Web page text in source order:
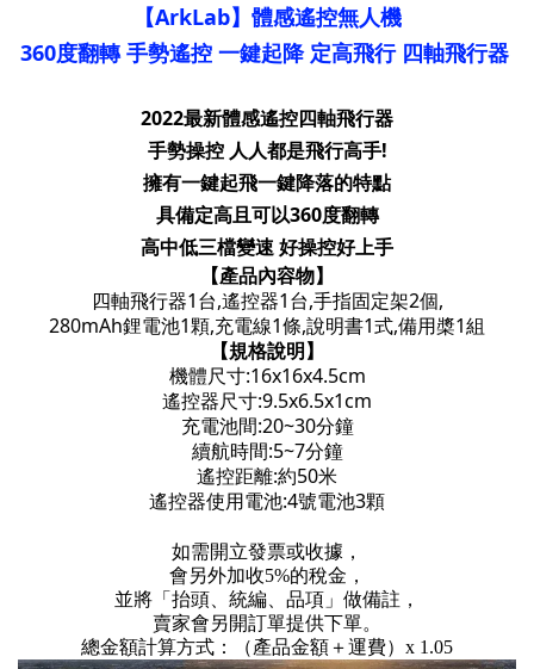
【ArkLab】體感遙控無人機
360度翻轉 手勢遙控 一鍵起降 定高飛行 四軸飛行器
2022最新體感遙控四軸飛行器
手勢操控 人人都是飛行高手!
擁有一鍵起飛一鍵降落的特點
具備定高且可以360度翻轉
高中低三檔變速 好操控好上手
【產品內容物】
四軸飛行器1台,遙控器1台,手指固定架2個,
280mAh鋰電池1顆,充電線1條,說明書1式,備用槳1組
【規格說明】
機體尺寸:16x16x4.5cm
遙控器尺寸:9.5x6.5x1cm
充電池間:20~30分鐘
續航時間:5~7分鐘
遙控距離:約50米
遙控器使用電池:4號電池3顆
如需開立發票或收據，
會另外加收5%的稅金，
並將「抬頭、統編、品項」做備註，
賣家會另開訂單提供下單。
總金額計算方式：（產品金額＋運費）x 1.05